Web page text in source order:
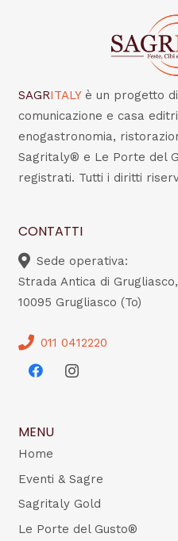
SAGRITALY è un progetto
comunicazione e casa
enogastronomia,
Sagritaly® e Le Porte del
registrati. Tutti i diritti
CONTATTI
Sede operativa:
Strada Antica di Grugliasco,
10095 Grugliasco (To)
011 0412220
MENU
Home
Eventi & Sagre
Sagritaly Gold
Le Porte del Gusto®